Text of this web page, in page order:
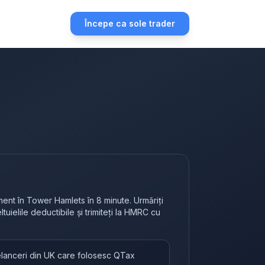
Începe ca sole trader
în Tower Hamlets în 8 minute. Urmăriți
deductibile și trimiteți la HMRC cu
din UK care folosesc QTax